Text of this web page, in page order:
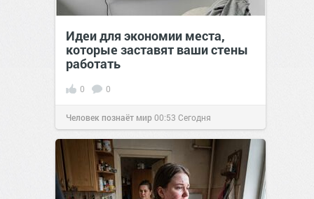
Идеи для экономии места,
которые заставят ваши стены
работать
0 0
Человек познаёт мир00:53 Сегодня